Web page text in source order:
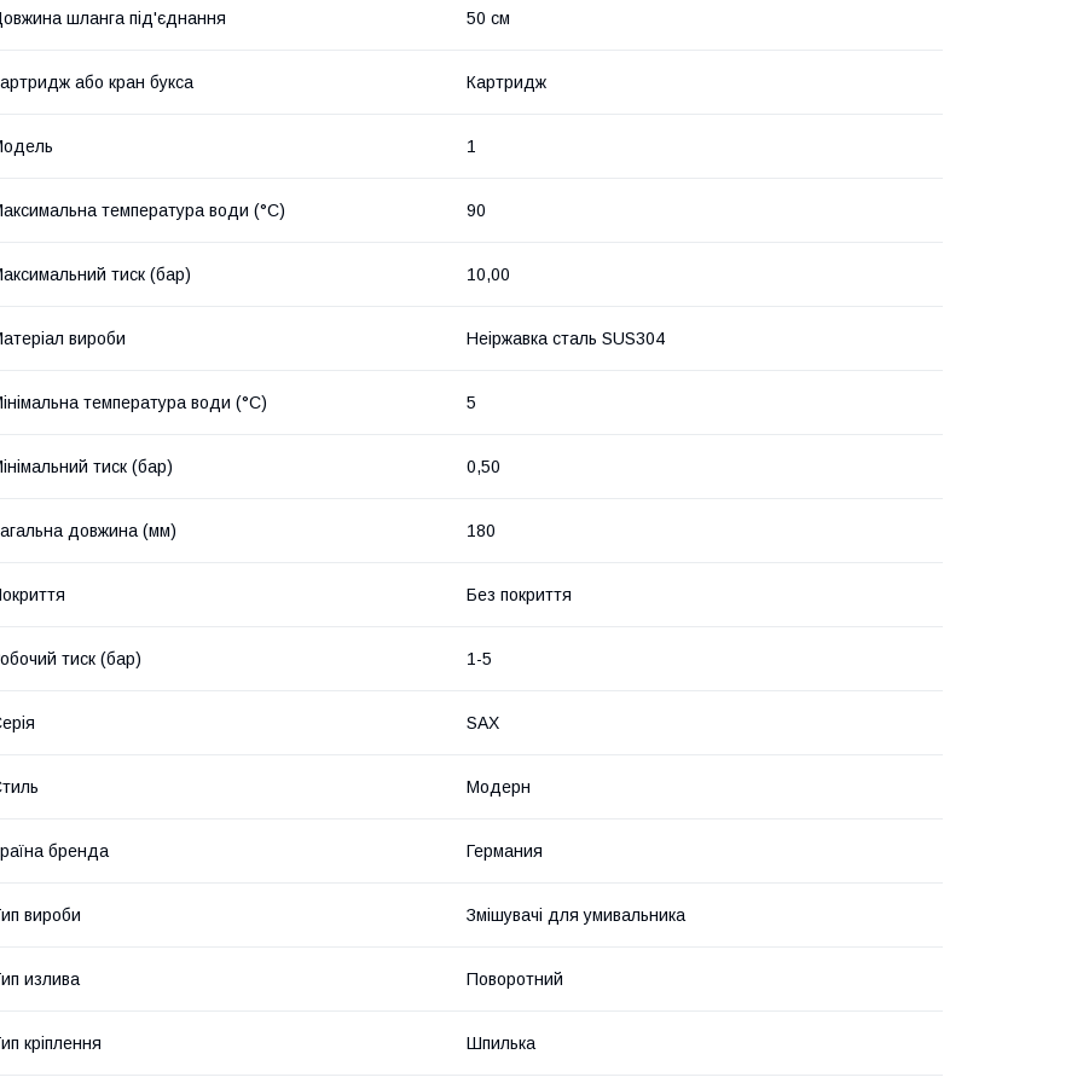
шланга під'єднання 50 см
або кран букса Картридж
1
температура води (°C) 90
тиск (бар) 10,00
вироби Неіржавка сталь SUS304
температура води (°C) 5
тиск (бар) 0,50
довжина (мм) 180
Без покриття
тиск (бар) 1-5
SAX
Модерн
бренда Германия
вироби Змішувачі для умивальника
излива Поворотний
кріплення Шпилька